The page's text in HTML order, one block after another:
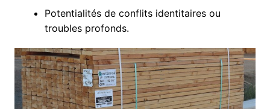
Potentialités de conflits identitaires ou
troubles profonds.